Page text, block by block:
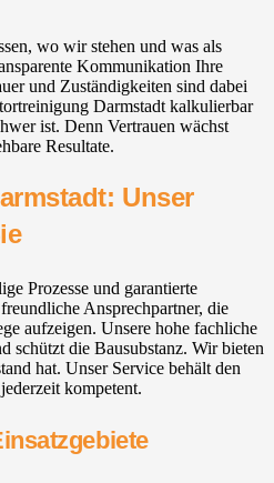
wo wir stehen und was als
Kommunikation Ihre
und Zuständigkeiten sind dabei
Darmstadt kalkulierbar
ist. Denn Vertrauen wächst
Resultate.
Unser
Prozesse und garantierte
Ansprechpartner, die
aufzeigen. Unsere hohe fachliche
schützt die Bausubstanz. Wir bieten
hat. Unser Service behält den
kompetent.